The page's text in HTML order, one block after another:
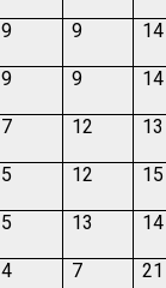
9 9 14
9 9 14
7 12 13
5 12 15
5 13 14
4 7 21